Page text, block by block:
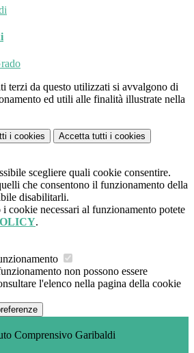
terzi da questo utilizzati si avvalgono di
ed utili alle finalità illustrate nella
i cookies Accetta tutti i cookies
scegliere quali cookie consentire.
che consentono il funzionamento della
disabilitarli.
cookie necessari al funzionamento potete
.
non possono essere
l'elenco nella pagina della cookie
Comprensivo Garibaldi